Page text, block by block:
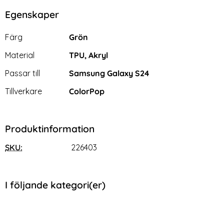
Egenskaper
Egenskaper/attribut för denna produkt
Attribut
Färg
Grön
Material
TPU, Akryl
Passar till
Samsung Galaxy S24
Tillverkare
ColorPop
Produktinformation
SKU: 226403
I följande kategori(er)